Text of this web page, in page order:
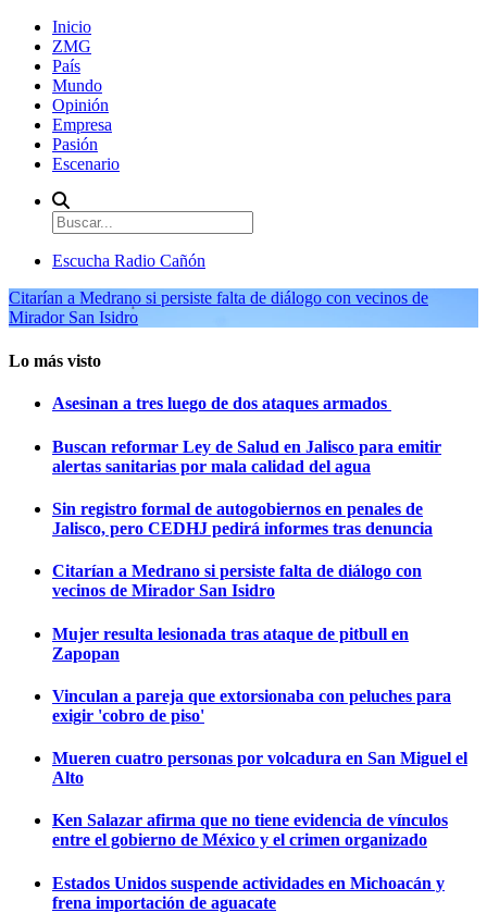
Inicio
ZMG
País
Mundo
Opinión
Empresa
Pasión
Escenario
Escucha Radio Cañón
Citarían a Medrano si persiste falta de diálogo con vecinos de
Mirador San Isidro
Lo más visto
Asesinan a tres luego de dos ataques armados
Buscan reformar Ley de Salud en Jalisco para emitir
alertas sanitarias por mala calidad del agua
Sin registro formal de autogobiernos en penales de
Jalisco, pero CEDHJ pedirá informes tras denuncia
Citarían a Medrano si persiste falta de diálogo con
vecinos de Mirador San Isidro
Mujer resulta lesionada tras ataque de pitbull en
Zapopan
Vinculan a pareja que extorsionaba con peluches para
exigir 'cobro de piso'
Mueren cuatro personas por volcadura en San Miguel el
Alto
Ken Salazar afirma que no tiene evidencia de vínculos
entre el gobierno de México y el crimen organizado
Estados Unidos suspende actividades en Michoacán y
frena importación de aguacate